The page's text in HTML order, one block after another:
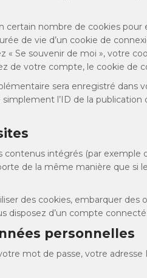
certain nombre de cookies pour
de vie d’un cookie de
« Se souvenir de moi », votre
de votre compte, le cookie de
sera enregistré dans
l’ID de la publication
intégrés (par exemple
de la même manière que si
des cookies, embarquer des
disposez d’un compte
personnelles
mot de passe, votre adresse